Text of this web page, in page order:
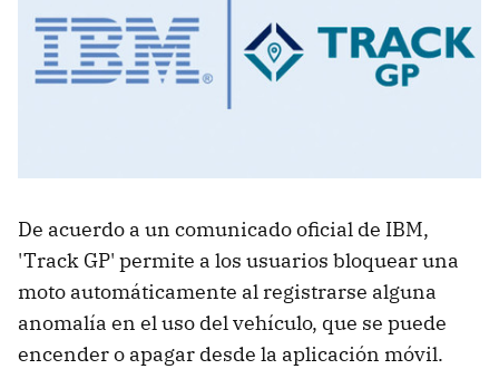
De acuerdo a un comunicado oficial de IBM,
'Track GP' permite a los usuarios bloquear una
moto automáticamente al registrarse alguna
anomalía en el uso del vehículo, que se puede
encender o apagar desde la aplicación móvil.